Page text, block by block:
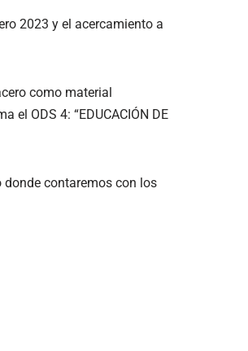
2023 y el acercamiento a
como material
ODS 4: “EDUCACIÓN DE
donde contaremos con los